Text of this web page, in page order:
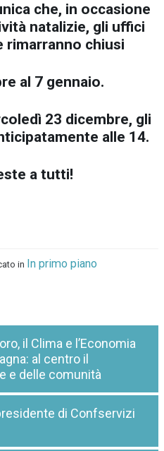
che, in occasione
natalizie, gli uffici
rimarranno chiusi
al 7 gennaio.
23 dicembre, gli
alle 14.
a tutti!
in In primo piano
il Clima e l’Economia
al centro il
e delle comunità
di Confservizi